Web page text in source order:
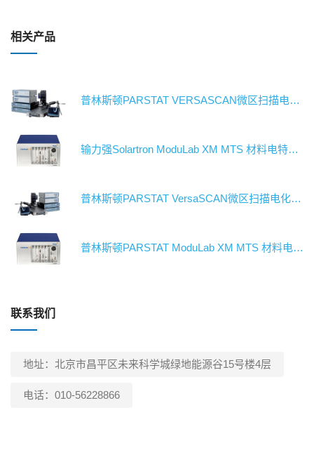
相关产品
普林斯顿PARSTAT VERSASCAN微区扫描电化学工作站/电化学测试系统/恒电位仪
输力强Solartron ModuLab XM MTS 材料电特性测试系统-电化学工作站/测试系统/恒电位仪
普林斯顿PARSTAT VersaSCAN微区扫描电化学工作站/电化学测试系统/恒电位仪
普林斯顿PARSTAT ModuLab XM MTS 材料电特性电化学工作站/电化学测试系统/恒电位仪
联系我们
地址：北京市昌平区未来科学城绿地能源谷15号楼4层
电话：010-56228866